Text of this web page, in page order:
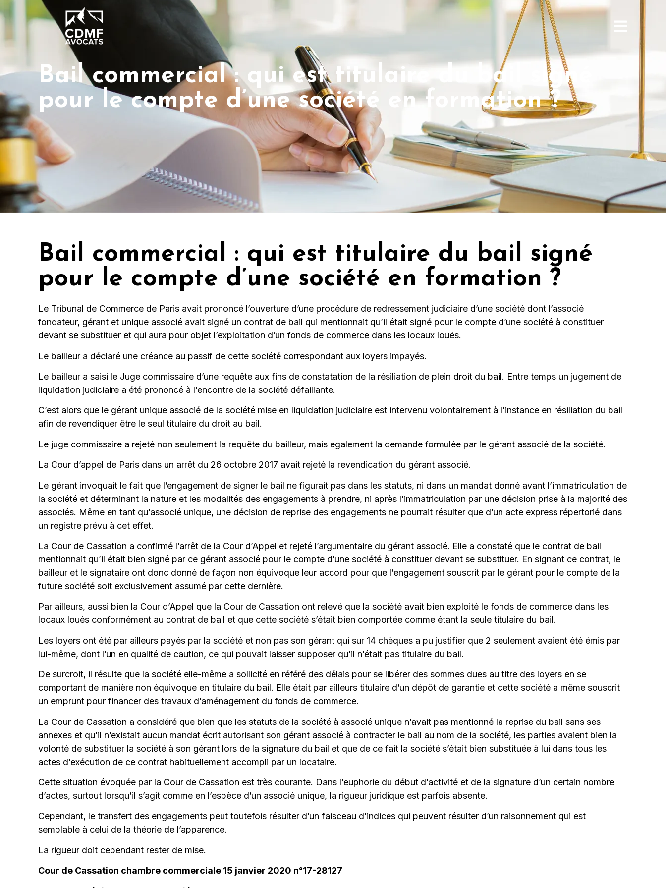
Bail commercial : qui est titulaire du bail signé
pour le compte d’une société en formation ?
Bail commercial : qui est titulaire du bail signé
pour le compte d’une société en formation ?
Le Tribunal de Commerce de Paris avait prononcé l’ouverture d’une procédure de redressement judiciaire d’une société dont l’associé
fondateur, gérant et unique associé avait signé un contrat de bail qui mentionnait qu’il était signé pour le compte d’une société à constituer
devant se substituer et qui aura pour objet l’exploitation d’un fonds de commerce dans les locaux loués.
Le bailleur a déclaré une créance au passif de cette société correspondant aux loyers impayés.
Le bailleur a saisi le Juge commissaire d’une requête aux fins de constatation de la résiliation de plein droit du bail. Entre temps un jugement de
liquidation judiciaire a été prononcé à l’encontre de la société défaillante.
C’est alors que le gérant unique associé de la société mise en liquidation judiciaire est intervenu volontairement à l’instance en résiliation du bail
afin de revendiquer être le seul titulaire du droit au bail.
Le juge commissaire a rejeté non seulement la requête du bailleur, mais également la demande formulée par le gérant associé de la société.
La Cour d’appel de Paris dans un arrêt du 26 octobre 2017 avait rejeté la revendication du gérant associé.
Le gérant invoquait le fait que l’engagement de signer le bail ne figurait pas dans les statuts, ni dans un mandat donné avant l’immatriculation de
la société et déterminant la nature et les modalités des engagements à prendre, ni après l’immatriculation par une décision prise à la majorité des
associés. Même en tant qu’associé unique, une décision de reprise des engagements ne pourrait résulter que d’un acte express répertorié dans
un registre prévu à cet effet.
La Cour de Cassation a confirmé l’arrêt de la Cour d’Appel et rejeté l’argumentaire du gérant associé. Elle a constaté que le contrat de bail
mentionnait qu’il était bien signé par ce gérant associé pour le compte d’une société à constituer devant se substituer. En signant ce contrat, le
bailleur et le signataire ont donc donné de façon non équivoque leur accord pour que l’engagement souscrit par le gérant pour le compte de la
future société soit exclusivement assumé par cette dernière.
Par ailleurs, aussi bien la Cour d’Appel que la Cour de Cassation ont relevé que la société avait bien exploité le fonds de commerce dans les
locaux loués conformément au contrat de bail et que cette société s’était bien comportée comme étant la seule titulaire du bail.
Les loyers ont été par ailleurs payés par la société et non pas son gérant qui sur 14 chèques a pu justifier que 2 seulement avaient été émis par
lui-même, dont l’un en qualité de caution, ce qui pouvait laisser supposer qu’il n’était pas titulaire du bail.
De surcroit, il résulte que la société elle-même a sollicité en référé des délais pour se libérer des sommes dues au titre des loyers en se
comportant de manière non équivoque en titulaire du bail. Elle était par ailleurs titulaire d’un dépôt de garantie et cette société a même souscrit
un emprunt pour financer des travaux d’aménagement du fonds de commerce.
La Cour de Cassation a considéré que bien que les statuts de la société à associé unique n’avait pas mentionné la reprise du bail sans ses
annexes et qu’il n’existait aucun mandat écrit autorisant son gérant associé à contracter le bail au nom de la société, les parties avaient bien la
volonté de substituer la société à son gérant lors de la signature du bail et que de ce fait la société s’était bien substituée à lui dans tous les
actes d’exécution de ce contrat habituellement accompli par un locataire.
Cette situation évoquée par la Cour de Cassation est très courante. Dans l’euphorie du début d’activité et de la signature d’un certain nombre
d’actes, surtout lorsqu’il s’agit comme en l’espèce d’un associé unique, la rigueur juridique est parfois absente.
Cependant, le transfert des engagements peut toutefois résulter d’un faisceau d’indices qui peuvent résulter d’un raisonnement qui est
semblable à celui de la théorie de l’apparence.
La rigueur doit cependant rester de mise.
Cour de Cassation chambre commerciale 15 janvier 2020 n°17-28127